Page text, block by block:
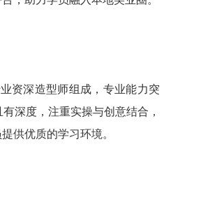
资深造型师组成，专业能力突
深度，注重实操与创意结合，
供优质的学习环境。